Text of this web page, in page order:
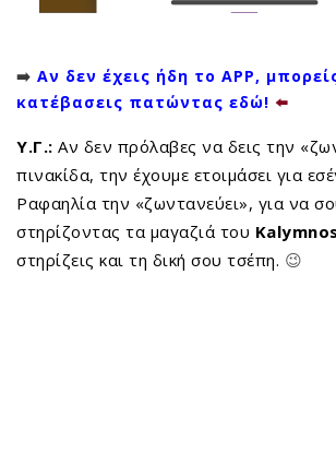
➡️ Αν δεν έχεις ήδη το APP,
κατέβασεις πατώντας εδώ! ⬅️
Υ.Γ.: Αν δεν πρόλαβες να δεις την
πινακίδα, την έχουμε ετοιμάσει για
Ραφαηλία την «ζωντανεύει», για να
στηρίζοντας τα μαγαζιά του
στηρίζεις και τη δική σου τσέπη. 😉